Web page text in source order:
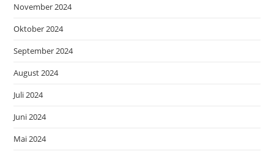
November 2024
Oktober 2024
September 2024
August 2024
Juli 2024
Juni 2024
Mai 2024